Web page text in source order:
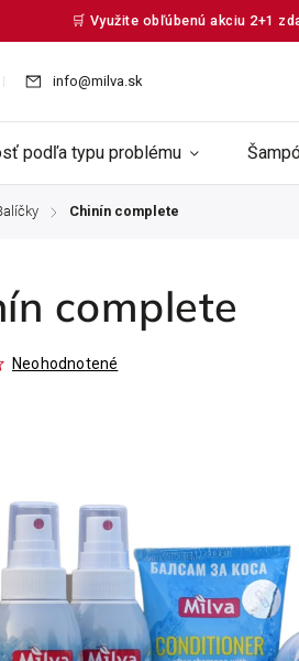
🛒 Využite obľúbenú akciu 2+1
info@milva.sk
podľa typu problému
/ Chinín complete
complete
Neohodnotené